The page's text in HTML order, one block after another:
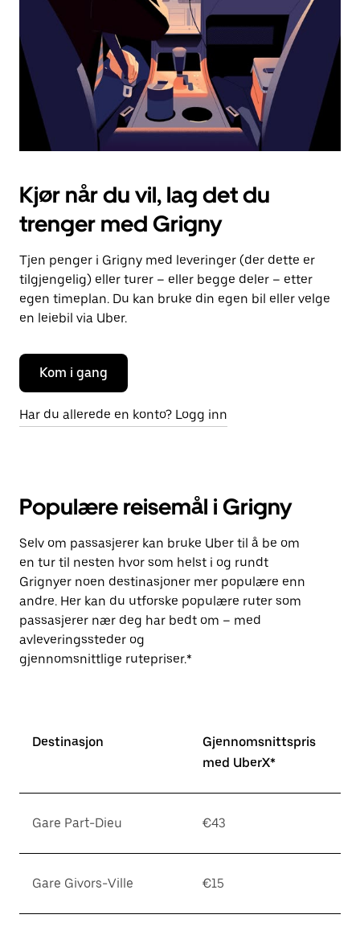
kalenderen.
Kjør når du vil, lag det du
trenger med Grigny
Tjen penger i Grigny med leveringer (der dette er
tilgjengelig) eller turer – eller begge deler – etter
egen timeplan. Du kan bruke din egen bil eller velge
en leiebil via Uber.
Kom i gang
Har du allerede en konto? Logg inn
Populære reisemål i Grigny
Selv om passasjerer kan bruke Uber til å be om
en tur til nesten hvor som helst i og rundt
Grignyer noen destinasjoner mer populære enn
andre. Her kan du utforske populære ruter som
passasjerer nær deg har bedt om – med
avleveringssteder og
gjennomsnittlige rutepriser.*
Destinasjon
Gjennomsnittspris
med UberX*
Gare Part-Dieu €43
Gare Givors-Ville €15